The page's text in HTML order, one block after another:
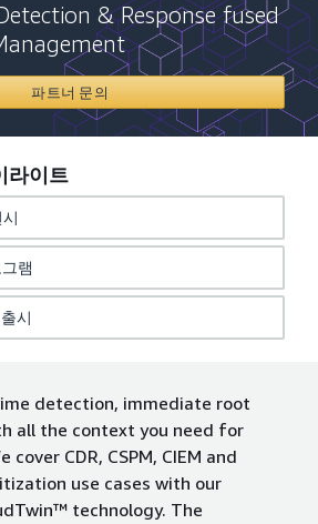
& Response fused
파트너 문의
라이트
램
시
detection, immediate root
all the context you need for
cover CDR, CSPM, CIEM and
use cases with our
technology. The